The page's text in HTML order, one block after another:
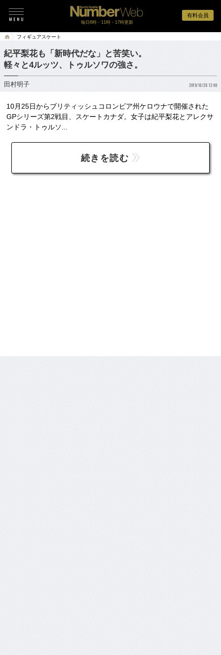
有料会員
毎日6時・11時・17時更新
フィギュアスケート
紀平梨花も「新時代だな」と苦笑い。
軽々と4ルッツ、トゥルソワの強さ。
田村明子 2019/10/28 12:00
10月25日からブリティッシュコロンビア州ケロウナで開催された
GPシリーズ第2戦目、スケートカナダ。女子は紀平梨花とアレクサ
ンドラ・トゥルソ...
続きを読む